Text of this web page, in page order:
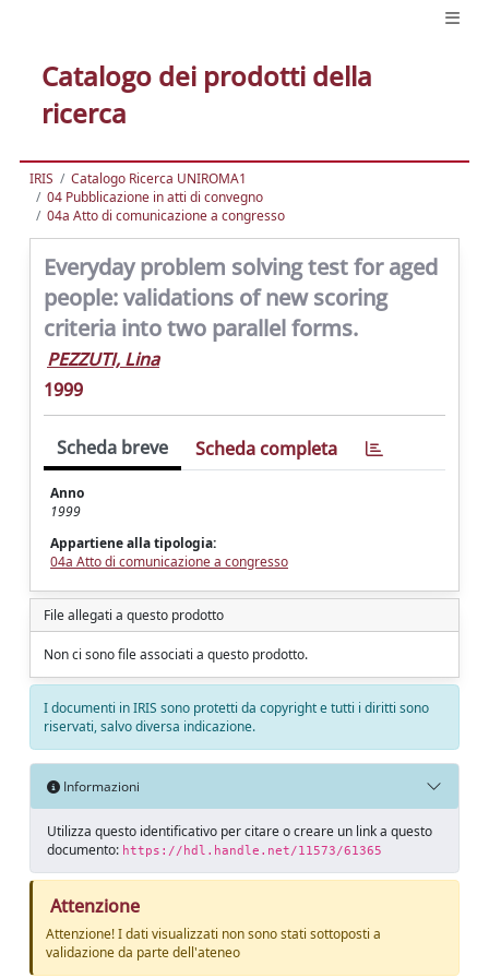
Catalogo dei prodotti della
ricerca
IRIS
Catalogo Ricerca UNIROMA1
04 Pubblicazione in atti di convegno
04a Atto di comunicazione a congresso
Everyday problem solving test for aged
people: validations of new scoring
criteria into two parallel forms.
PEZZUTI, Lina
1999
Scheda breve Scheda completa
Anno
1999
Appartiene alla tipologia:
04a Atto di comunicazione a congresso
File allegati a questo prodotto
Non ci sono file associati a questo prodotto.
I documenti in IRIS sono protetti da copyright e tutti i diritti sono
riservati, salvo diversa indicazione.
Informazioni
Utilizza questo identificativo per citare o creare un link a questo
documento: https://hdl.handle.net/11573/61365
Attenzione
Attenzione! I dati visualizzati non sono stati sottoposti a
validazione da parte dell'ateneo